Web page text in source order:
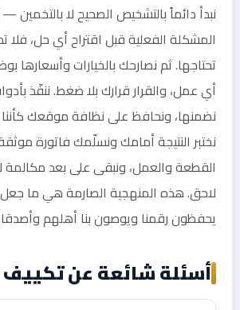
نبدأ دائماً بالتشخيص الصحيح لا
المشكلة الفعلية قبل اقتراح أي حل،
تحتاجها. ثم نصارحك بالخيارات وأسعارها
أي عمل، والقرار قرارك بلا ضغط. ننفّذ
نضمنها، ونحافظ على نظافة موقعك كأننا
نختبر النتيجة أمامك ونسلّمك فاتورة
القطعة والعمل، ونبقى على بعد مكالمة
لاحق. هذه المنهجية الصارمة هي ما جعل
يحفظون رقمنا ويوصون بنا أهلهم
أسئلة شائعة عن تكييف